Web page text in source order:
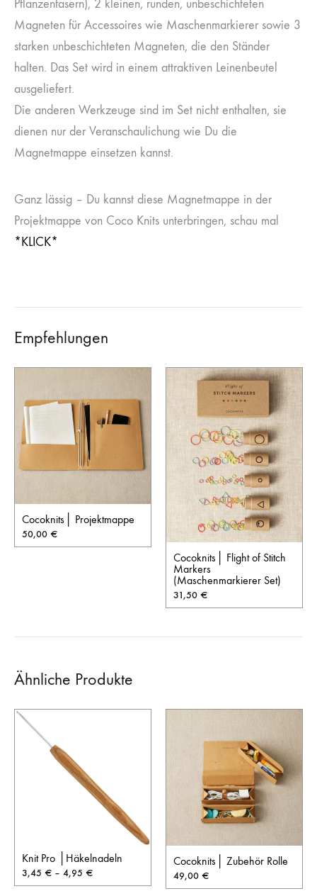
Pflanzenfasern), 2 kleinen, runden, unbeschichteten
Magneten für Accessoires wie Maschenmarkierer sowie 3
starken unbeschichteten Magneten, die den Ständer
halten. Das Set wird in einem attraktiven Leinenbeutel
ausgeliefert.
Die anderen Werkzeuge sind im Set nicht enthalten, sie
dienen nur der Veranschaulichung wie Du die
Magnetmappe einsetzen kannst.
Ganz lässig – Du kannst diese Magnetmappe in der
Projektmappe von Coco Knits unterbringen, schau mal
*KLICK*
Empfehlungen
Cocoknits│ Projektmappe
50,00 €
Cocoknits│ Flight of Stitch
Markers
(Maschenmarkierer Set)
31,50 €
Ähnliche Produkte
Knit Pro │Häkelnadeln
3,45 € – 4,95 €
Cocoknits│ Zubehör Rolle
49,00 €